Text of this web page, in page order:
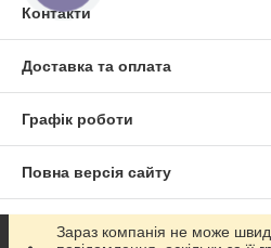
Контакти
Доставка та оплата
Графік роботи
Повна версія сайту
Сайт створено на маркетплейсі
Зараз компанія не може